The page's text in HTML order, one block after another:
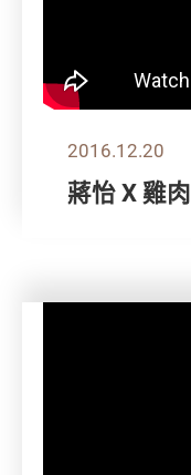
2016.12.20
蔣怡 X 雞